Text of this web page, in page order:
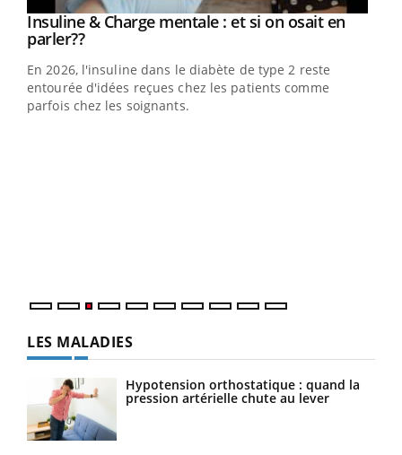
Youtube
Insuline & Charge mentale : et si on osait en
parler??Youtube
En 2026, l'insuline dans le diabète de type 2 reste
entourée d'idées reçues chez les patients comme
parfois chez les soignants.
LES MALADIES
Hypotension orthostatique : quand la
pression artérielle chute au lever